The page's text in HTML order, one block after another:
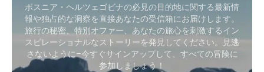
ボスニア・ヘルツェゴビナの必見の目的地に関する最新情
報や独占的な洞察を直接あなたの受信箱にお届けします。
旅行の秘密、特別オファー、あなたの旅心を刺激するイン
スピレーショナルなストーリーを発見してください。見逃
さないように–今すぐサインアップして、すべての冒険に
参加しましょう！